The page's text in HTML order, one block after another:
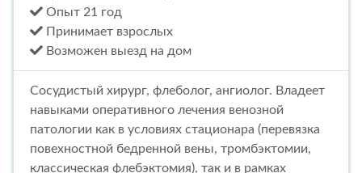
Опыт 21 год
Принимает взрослых
Возможен выезд на дом
Сосудистый хирург, флеболог, ангиолог. Владеет
навыками оперативного лечения венозной
патологии как в условиях стационара (перевязка
повехностной бедренной вены, тромбэктомии,
классическая флебэктомия), так и в рамках